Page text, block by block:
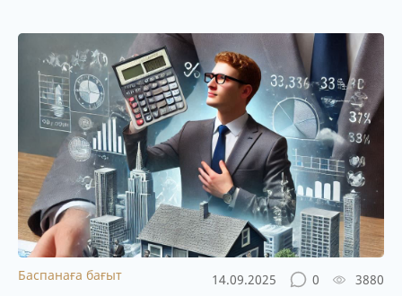
Баспанаға бағыт 14.09.2025 0 3880